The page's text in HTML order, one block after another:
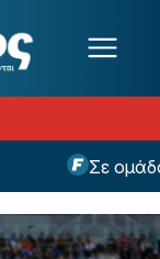
Σε ομάδα